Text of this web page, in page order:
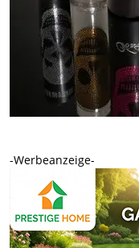
-Werbeanzeige-